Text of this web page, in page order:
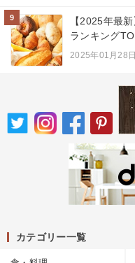
9
【2025年最
ランキング
2025年01月28日
カテゴリー一覧